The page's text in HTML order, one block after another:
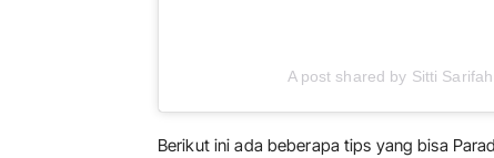
A post shared by Sitti
Berikut ini ada beberapa tips yang bisa